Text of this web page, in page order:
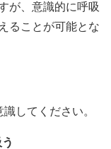
が、意識的に呼吸
ることが可能とな
してください。